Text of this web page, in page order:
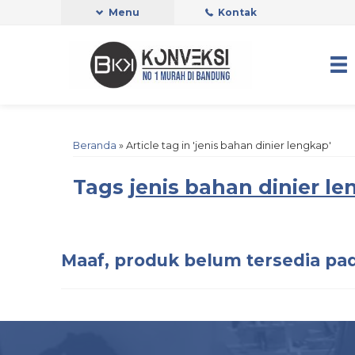
Menu Kontak
Beranda » Article tag in 'jenis bahan dinier lengkap'
Tags jenis bahan dinier
Maaf, produk belum tersedia